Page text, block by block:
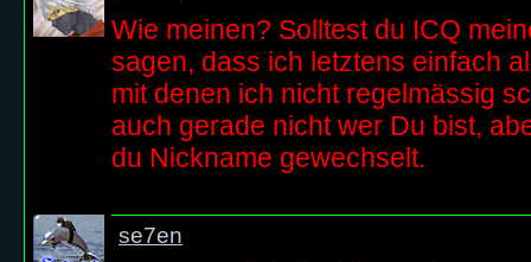
Wie meinen? Solltest du ICQ
sagen, dass ich letztens einfach
mit denen ich nicht regelmässig
auch gerade nicht wer Du bist,
du Nickname gewechselt.
se7en